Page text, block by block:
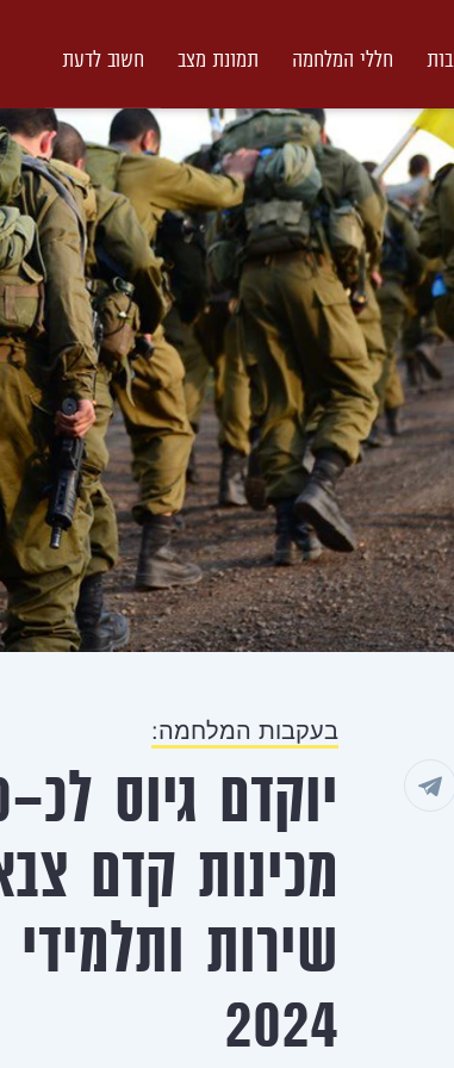
חללי המלחמה תמונת מצב חשוב לדעת
בעקבות המלחמה:
בוואטסאפ
שיתוף בטלגרם
מכינות קדם
שירות
2024